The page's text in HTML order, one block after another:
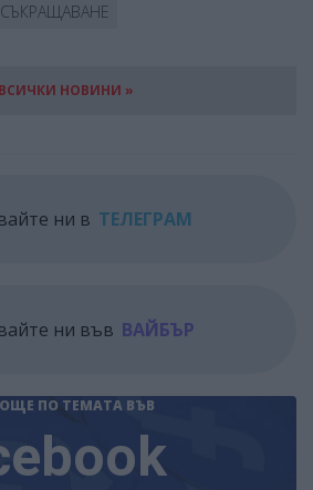
СЪКРАЩАВАНЕ
ВСИЧКИ НОВИНИ »
ни в ТЕЛЕГРАМ
ни във ВАЙБЪР
ОЩЕ ПО ТЕМАТА ВЪВ